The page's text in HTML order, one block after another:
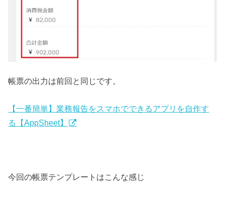
帳票の出力は前回と同じです。
【一番簡単】業務報告をスマホでできるアプリを自作す
る【AppSheet】
今回の帳票テンプレートはこんな感じ